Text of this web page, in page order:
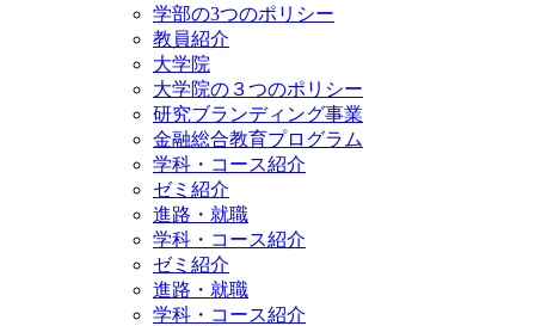
学部の3つのポリシー
教員紹介
大学院
大学院の３つのポリシー
研究ブランディング事業
金融総合教育プログラム
学科・コース紹介
ゼミ紹介
進路・就職
学科・コース紹介
ゼミ紹介
進路・就職
学科・コース紹介